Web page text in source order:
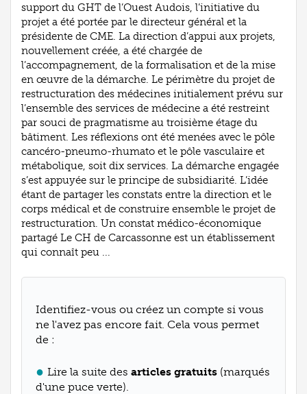
support du GHT de l’Ouest Audois, l’initiative du
projet a été portée par le directeur général et la
présidente de CME. La direction d’appui aux projets,
nouvellement créée, a été chargée de
l’accompagnement, de la formalisation et de la mise
en œuvre de la démarche. Le périmètre du projet de
restructuration des médecines initialement prévu sur
l’ensemble des services de médecine a été restreint
par souci de pragmatisme au troisième étage du
bâtiment. Les réflexions ont été menées avec le pôle
cancéro-pneumo-rhumato et le pôle vasculaire et
métabolique, soit dix services. La démarche engagée
s’est appuyée sur le principe de subsidiarité. L’idée
étant de partager les constats entre la direction et le
corps médical et de construire ensemble le projet de
restructuration. Un constat médico-économique
partagé Le CH de Carcassonne est un établissement
qui connaît peu ...
Identifiez-vous ou créez un compte si vous
ne l'avez pas encore fait. Cela vous permet
de :
Lire la suite des articles gratuits (marqués
d'une puce verte).